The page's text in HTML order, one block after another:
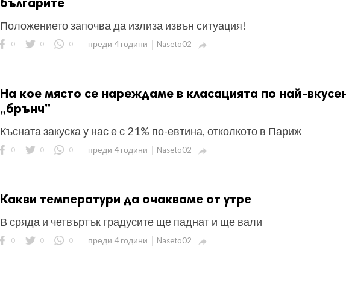
Положението започва да излиза извън ситуация!
0 0 0 преди 4 години Naseto02 
На кое място се нареждаме в класацията по най-
„брънч”
Късната закуска у нас е с 21% по-евтина, отколкото в Париж
0 0 0 преди 4 години Naseto02 
Какви температури да очакваме от утре
В сряда и четвъртък градусите ще паднат и ще вали
0 0 0 преди 4 години Naseto02 